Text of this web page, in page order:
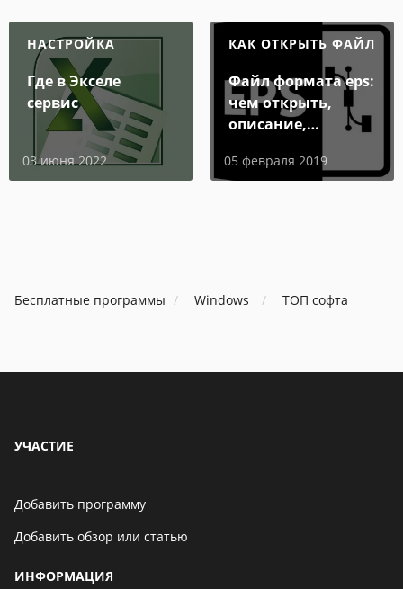
27 мая 2021
В Google Play обнаружено
очередное приложение с
опасным вирусом
06 мая 2021
Бенчмарк AnTuTu
06 мая 2021
НАСТРОЙКА
Где в Экселе
сервис
03 июня 2022
КАК ОТКРЫТЬ ФАЙЛ
Файл формата eps:
чем открыть,
описание,
05 февраля 2019
Бесплатные программы Windows ТОП софта
УЧАСТИЕ
Добавить программу
Добавить обзор или статью
ИНФОРМАЦИЯ